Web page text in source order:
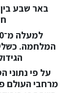
על פי נתוני
מרחבי העולם